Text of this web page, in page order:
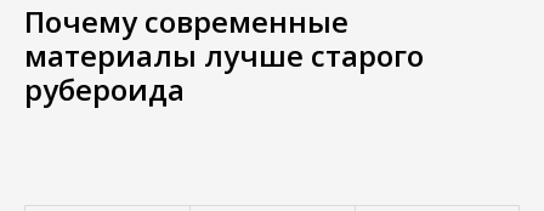
Почему современные
материалы лучше старого
рубероида